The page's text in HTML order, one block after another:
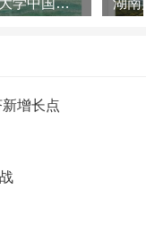
低有显著的影响
产业扶贫实施
策性负担”和“规模
户生计破坏”等
湖南师范大学中国乡村振兴研究院课题组:突出地域特色 推进乡村
增长点